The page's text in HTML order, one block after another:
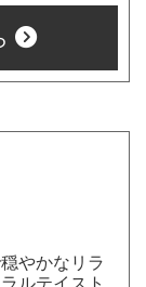
やかなリラ
ルテイスト